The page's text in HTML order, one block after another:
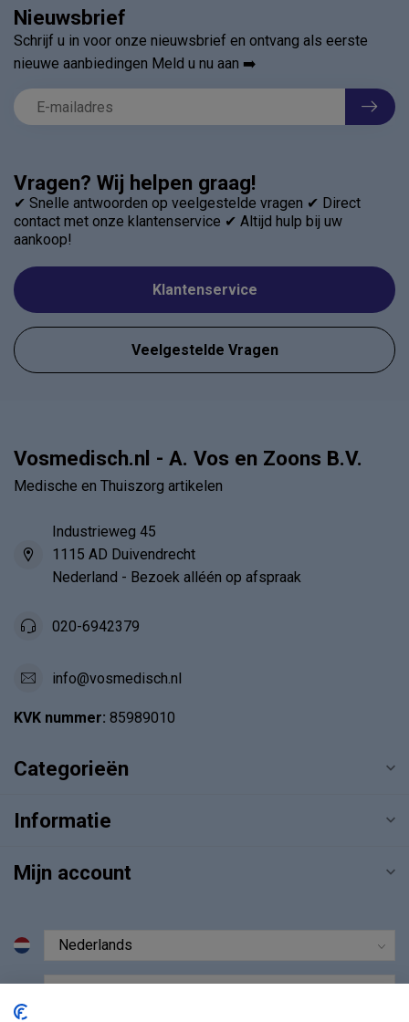
Vragen? Wij helpen graag!
✔ Snelle antwoorden op veelgestelde vragen ✔ Direct
contact met onze klantenservice ✔ Altijd hulp bij uw
aankoop!
Klantenservice
Veelgestelde Vragen
Nieuwsbrief
Schrijf u in voor onze nieuwsbrief en ontvang als eerste
nieuwe aanbiedingen Meld u nu aan ➡️
Vosmedisch.nl - A. Vos en Zoons B.V.
Medische en Thuiszorg artikelen
Industrieweg 45
1115 AD Duivendrecht
Nederland - Bezoek alléén op afspraak
020-6942379
info@vosmedisch.nl
KVK nummer: 85989010
Categorieën
Informatie
Mijn account